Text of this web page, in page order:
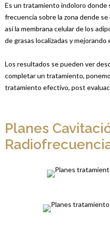
Es un tratamiento indoloro donde
frecuencia sobre la zona dende se
así la membrana celular de los
de grasas localizadas y mejorando
Los resultados se pueden ver
completar un tratamiento,
tratamiento efectivo, post
Planes